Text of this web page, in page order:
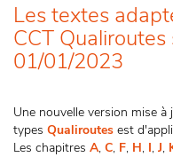
Les textes
CCT
01/01/2023
Une nouvelle version mise
types Qualiroutes est
Les chapitres A, C, F, H, I, J,